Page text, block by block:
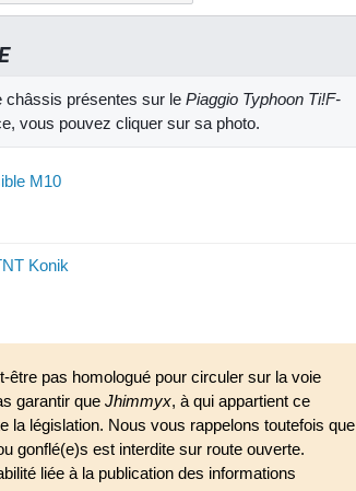
châssis présentes sur le Piaggio Typhoon Ti!F-
vous pouvez cliquer sur sa photo.
M10
Konik
être pas homologué pour circuler sur la voie
garantir queJhimmyx, à qui appartient ce
la législation. Nous vous rappelons toutefois que
gonflé(e)s est interdite sur route ouverte.
liée à la publication des informations